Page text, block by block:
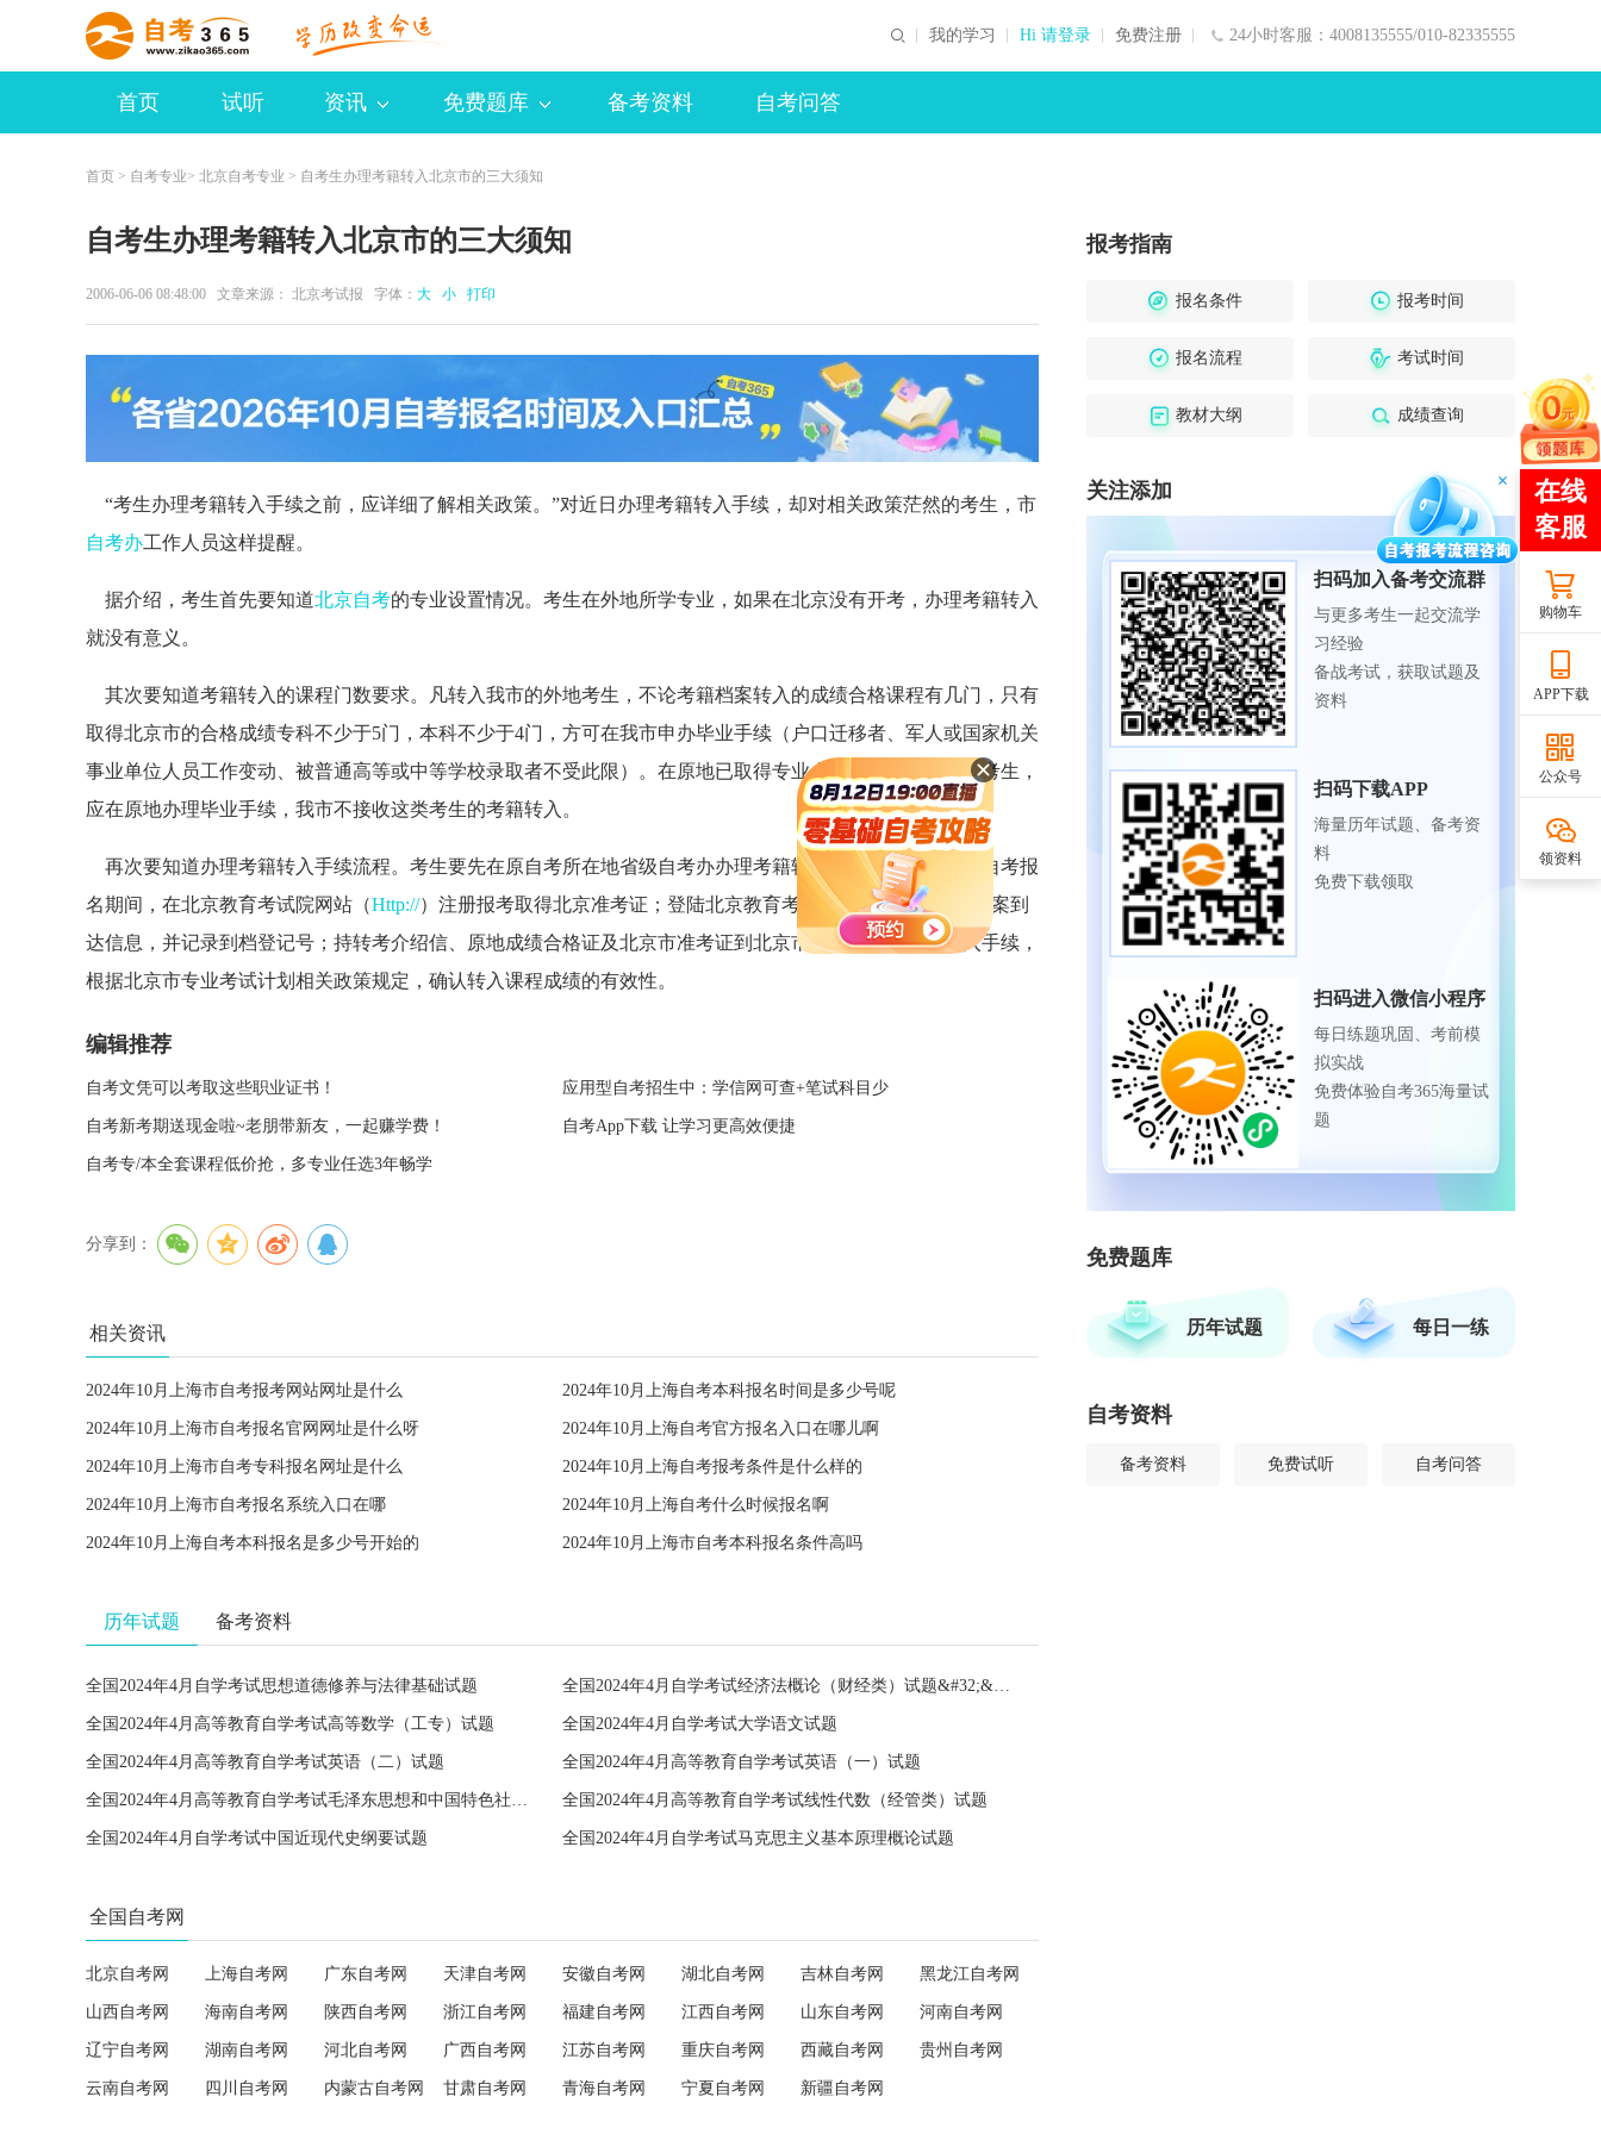
24小时客服：4008135555/010-82335555
我的学习 Hi 请登录 免费注册
首页 试听 资讯 免费题库 备考资料 自考问答
首页 > 自考专业> 北京自考专业 > 自考生办理考籍转入北京市的三大须知
自考生办理考籍转入北京市的三大须知
2006-06-06 08:48:00 文章来源： 北京考试报 字体： 大 小 打印
“考生办理考籍转入手续之前，应详细了解相关政策。”对近日办理考籍转入手续，却对相关政策茫然的考生，市
自考办工作人员这样提醒。
据介绍，考生首先要知道北京自考的专业设置情况。考生在外地所学专业，如果在北京没有开考，办理考籍转入
就没有意义。
其次要知道考籍转入的课程门数要求。凡转入我市的外地考生，不论考籍档案转入的成绩合格课程有几门，只有
取得北京市的合格成绩专科不少于5门，本科不少于4门，方可在我市申办毕业手续（户口迁移者、军人或国家机关
事业单位人员工作变动、被普通高等或中等学校录取者不受此限）。在原地已取得专业全部课程合格成绩的考生，
应在原地办理毕业手续，我市不接收这类考生的考籍转入。
再次要知道办理考籍转入手续流程。考生要先在原自考所在地省级自考办办理考籍转出手续；然后在北京自考报
名期间，在北京教育考试院网站（Http://）注册报考取得北京准考证；登陆北京教育考试院网站，确认考籍档案到
达信息，并记录到档登记号；持转考介绍信、原地成绩合格证及北京市准考证到北京市自考办办理考籍转入手续，
根据北京市专业考试计划相关政策规定，确认转入课程成绩的有效性。
编辑推荐
自考文凭可以考取这些职业证书！ 应用型自考招生中：学信网可查+笔试科目少
自考新考期送现金啦~老朋带新友，一起赚学费！ 自考App下载 让学习更高效便捷
自考专/本全套课程低价抢，多专业任选3年畅学
分享到：
相关资讯
2024年10月上海市自考报考网站网址是什么 2024年10月上海自考本科报名时间是多少号呢
2024年10月上海市自考报名官网网址是什么呀 2024年10月上海自考官方报名入口在哪儿啊
2024年10月上海市自考专科报名网址是什么 2024年10月上海自考报考条件是什么样的
2024年10月上海市自考报名系统入口在哪 2024年10月上海自考什么时候报名啊
2024年10月上海自考本科报名是多少号开始的 2024年10月上海市自考本科报名条件高吗
历年试题 备考资料
全国2024年4月自学考试思想道德修养与法律基础试题 全国2024年4月自学考试经济法概论（财经类）试题&#32;&#32;
全国2024年4月高等教育自学考试高等数学（工专）试题 全国2024年4月自学考试大学语文试题
全国2024年4月高等教育自学考试英语（二）试题 全国2024年4月高等教育自学考试英语（一）试题
全国2024年4月高等教育自学考试毛泽东思想和中国特色社会主义理论体系概论试题 全国2024年4月高等教育自学考试线性代数（经管类）试题
全国2024年4月自学考试中国近现代史纲要试题 全国2024年4月自学考试马克思主义基本原理概论试题
全国自考网
北京自考网 上海自考网 广东自考网 天津自考网 安徽自考网 湖北自考网 吉林自考网 黑龙江自考网
山西自考网 海南自考网 陕西自考网 浙江自考网 福建自考网 江西自考网 山东自考网 河南自考网
辽宁自考网 湖南自考网 河北自考网 广西自考网 江苏自考网 重庆自考网 西藏自考网 贵州自考网
云南自考网 四川自考网 内蒙古自考网 甘肃自考网 青海自考网 宁夏自考网 新疆自考网
报考指南
报名条件 报考时间
报名流程 考试时间
教材大纲 成绩查询
关注添加
扫码加入备考交流群
与更多考生一起交流学
习经验
备战考试，获取试题及
资料
扫码下载APP
海量历年试题、备考资
料
免费下载领取
扫码进入微信小程序
每日练题巩固、考前模
拟实战
免费体验自考365海量试
题
免费题库
历年试题 每日一练
自考资料
备考资料 免费试听 自考问答
购物车
APP下载
公众号
领资料